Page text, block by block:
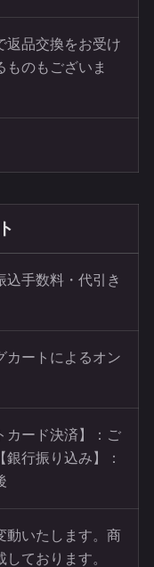
返品交換をお受け
ものもございま
込手数料・代引き
カートによるオン
カード決済】：ご
行振り込み】：
動いたします。商
ております。